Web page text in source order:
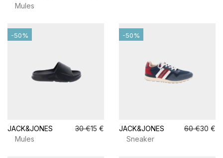
Mules
JACK&JONES 30 €15 €
Mules
-50%
JACK&JONES 60 €30 €
Sneaker
-50%